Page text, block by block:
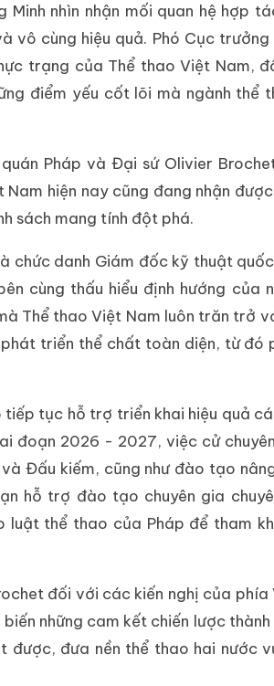
nhìn nhận mối quan hệ hợp
cùng hiệu quả. Phó Cục
trạng của Thể thao Việt Nam,
điểm yếu cốt lõi mà ngành thể
Pháp và Đại sứ Olivier
hiện nay cũng đang nhận
sách mang tính đột phá.
danh Giám đốc kỹ thuật
cùng thấu hiểu định hướng của
Thể thao Việt Nam luôn trăn trở
triển thể chất toàn diện, từ đó
tục hỗ trợ triển khai hiệu quả
đoạn 2026 - 2027, việc cử
Đấu kiếm, cũng như đào tạo
hỗ trợ đào tạo chuyên gia
luật thể thao của Pháp để tham
đối với các kiến nghị của phía
những cam kết chiến lược thành
đưa nền thể thao hai nước